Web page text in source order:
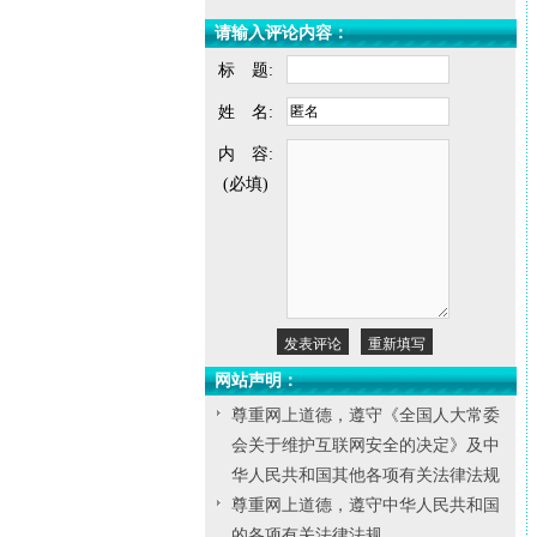
请输入评论内容：
标 题:
姓 名:
内 容:
(必填)
网站声明：
尊重网上道德，遵守《全国人大常委
会关于维护互联网安全的决定》及中
华人民共和国其他各项有关法律法规
尊重网上道德，遵守中华人民共和国